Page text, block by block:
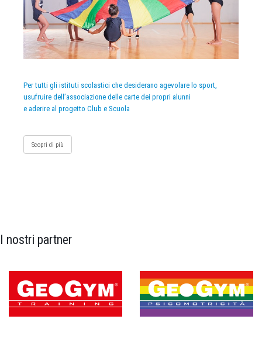
Per tutti gli istituti scolastici che desiderano agevolare lo sport,
usufruire dell’associazione delle carte dei propri alunni
e aderire al progetto Club e Scuola
Scopri di più
I nostri partner